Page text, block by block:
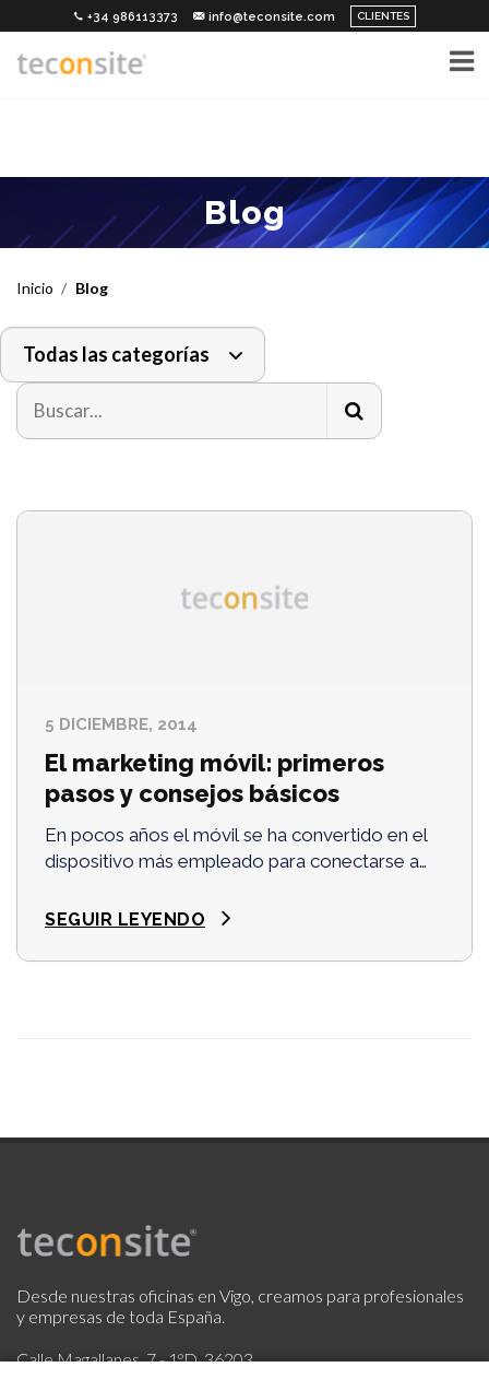
+34 986113373 info@teconsite.com CLIENTES
Blog
Inicio Blog
5 DICIEMBRE, 2014
El marketing móvil: primeros
pasos y consejos básicos
En pocos años el móvil se ha convertido en el
dispositivo más empleado para conectarse a
forma espectacular y un estadounidense
SEGUIR LEYENDO
Desde nuestras oficinas en Vigo, creamos para profesionales
y empresas de toda España.
Calle Magallanes, 7 - 1ºD, 36203